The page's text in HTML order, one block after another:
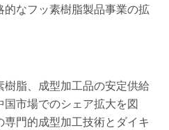
なフッ素樹脂製品事業の拡
脂、成型加工品の安定供給
市場でのシェア拡大を図
門的成型加工技術とダイキ